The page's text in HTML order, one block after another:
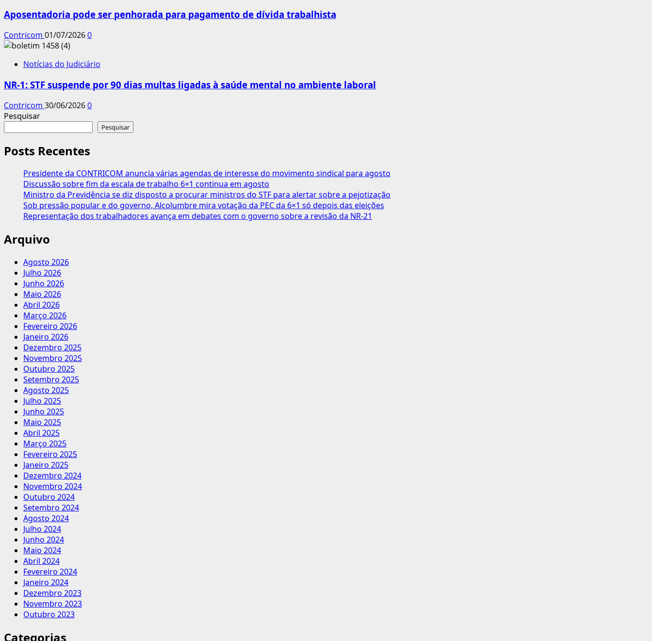
Aposentadoria pode ser penhorada para pagamento de dívida trabalhista
Contricom 01/07/20260
Notícias do Judiciário
NR-1: STF suspende por 90 dias multas ligadas à saúde mental no ambiente laboral
Contricom 30/06/20260
Pesquisar
Pesquisar
Posts Recentes
Presidente da CONTRICOM anuncia várias agendas de interesse do movimento sindical para agosto
Discussão sobre fim da escala de trabalho 6×1 continua em agosto
Ministro da Previdência se diz disposto a procurar ministros do STF para alertar sobre a pejotização
Sob pressão popular e do governo, Alcolumbre mira votação da PEC da 6×1 só depois das eleições
Representação dos trabalhadores avança em debates com o governo sobre a revisão da NR-21
Arquivo
Agosto 2026
Julho 2026
Junho 2026
Maio 2026
Abril 2026
Março 2026
Fevereiro 2026
Janeiro 2026
Dezembro 2025
Novembro 2025
Outubro 2025
Setembro 2025
Agosto 2025
Julho 2025
Junho 2025
Maio 2025
Abril 2025
Março 2025
Fevereiro 2025
Janeiro 2025
Dezembro 2024
Novembro 2024
Outubro 2024
Setembro 2024
Agosto 2024
Julho 2024
Junho 2024
Maio 2024
Abril 2024
Fevereiro 2024
Janeiro 2024
Dezembro 2023
Novembro 2023
Outubro 2023
Categorias